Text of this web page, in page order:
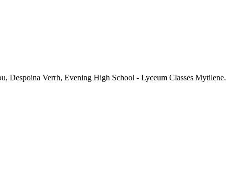
Despoina Verrh, Evening High School - Lyceum Classes Mytilene.